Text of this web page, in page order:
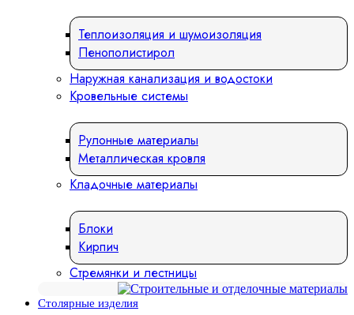
Теплоизоляция и шумоизоляция
Пенополистирол
Наружная канализация и водостоки
Кровельные системы
Рулонные материалы
Металлическая кровля
Кладочные материалы
Блоки
Кирпич
Стремянки и лестницы
Столярные изделия